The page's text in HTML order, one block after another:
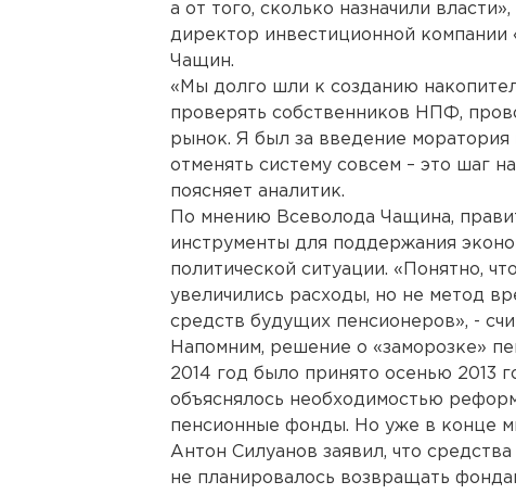
а от того, сколько назначили
директор инвестиционной
Чащин.
«Мы долго шли к созданию
проверять собственников НПФ,
рынок. Я был за введение
отменять систему совсем – это шаг
поясняет аналитик.
По мнению Всеволода Чащина,
инструменты для поддержания
политической ситуации. «Понятно,
увеличились расходы, но не метод
средств будущих пенсионеров», -
Напомним, решение о «заморозке»
2014 год было принято осенью 2013
объяснялось необходимостью
пенсионные фонды. Но уже в конце
Антон Силуанов заявил, что
не планировалось возвращать